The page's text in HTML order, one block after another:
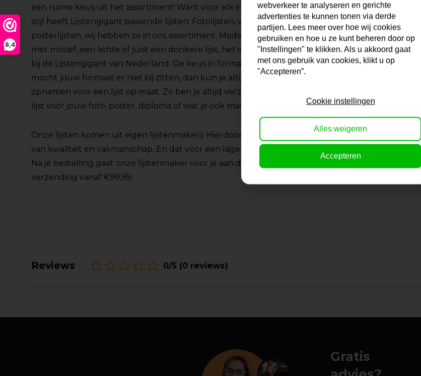
8,4
een ruime keus uit het assortiment! Want voor elk interieur, muur en
stijl heeft Lijstengigant passende lijsten. Fotolijsten, wissellijsten of
posterlijsten, wij hebben ze in ons assortiment. Modern, klassiek, glad of
met motief, een lichte of juist een donkere lijst, het is allemaal mogelijk
bij dé Lijstengigant van Nederland. De keus in formaten is enorm en
mocht jouw formaat er niet bij zitten, dan kun je altijd contact met ons
opnemen voor een lijst op maat. Zo ben je altijd verzekerd van de juiste
lijst voor jouw foto, poster, diploma of wat je ook maar wilt inlijsten.
Onze lijsten komen uit eigen lijstenmakerij. Hierdoor ben je verzekerd
van kwaliteit en vakmanschap. En dat voor een lage prijs!
Na je bestelling gaat onze lijstenmaker voor je aan de slag. Gratis
verzending vanaf €99,95!
Reviews 0/5 (0 reviews)
Gratis
webverkeer te analyseren en gerichte
advertenties te kunnen tonen via derde
partijen. Lees meer over hoe wij cookies
gebruiken en hoe u ze kunt beheren door op
"Instellingen" te klikken. Als u akkoord gaat
met ons gebruik van cookies, klikt u op
"Accepteren”.
Cookie instellingen
Alles weigeren
Accepteren